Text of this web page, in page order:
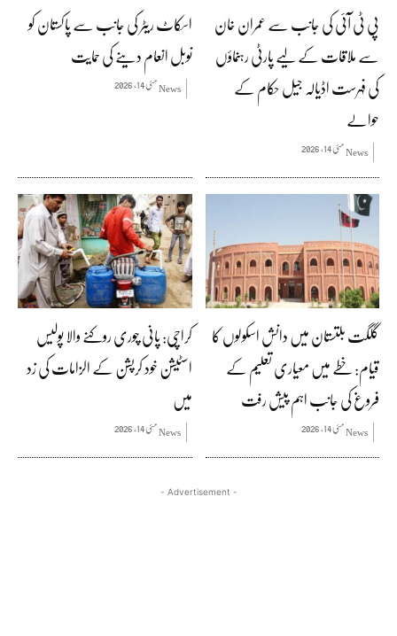
پی ٹی آئی کی جانب سے عمران خان
سے ملاقات کے لیے پارٹی رہنماؤں
کی فہرست اڈیالہ جیل حکام کے
حوالے
Newsمئی 14, 2026
اسکاٹ ریٹر کی جانب سے پاکستان کو
نوبل انعام دینے کی حمایت
Newsمئی 14, 2026
گلگت بلتستان میں دانش اسکولوں کا
قیام: خطے میں معیاری تعلیم کے
فروغ کی جانب اہم پیش رفت
Newsمئی 14, 2026
کراچی: پانی چوری روکنے والا پولیس
اسٹیشن خود کرپشن کے الزامات کی زد
میں
Newsمئی 14, 2026
- Advertisement -